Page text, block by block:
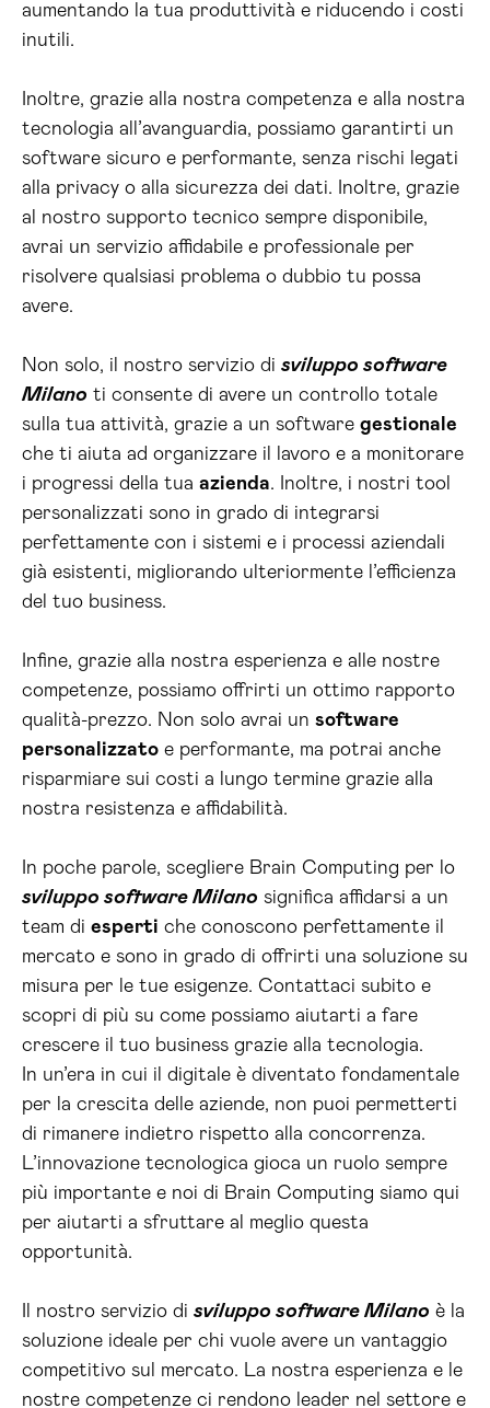
aumentando la tua produttività e riducendo i costi
inutili.
Inoltre, grazie alla nostra competenza e alla nostra
tecnologia all’avanguardia, possiamo garantirti un
software sicuro e performante, senza rischi legati
alla privacy o alla sicurezza dei dati. Inoltre, grazie
al nostro supporto tecnico sempre disponibile,
avrai un servizio affidabile e professionale per
risolvere qualsiasi problema o dubbio tu possa
avere.
Non solo, il nostro servizio di sviluppo software
Milano ti consente di avere un controllo totale
sulla tua attività, grazie a un software gestionale
che ti aiuta ad organizzare il lavoro e a monitorare
i progressi della tua azienda. Inoltre, i nostri tool
personalizzati sono in grado di integrarsi
perfettamente con i sistemi e i processi aziendali
già esistenti, migliorando ulteriormente l’efficienza
del tuo business.
Infine, grazie alla nostra esperienza e alle nostre
competenze, possiamo offrirti un ottimo rapporto
qualità-prezzo. Non solo avrai un software
personalizzato e performante, ma potrai anche
risparmiare sui costi a lungo termine grazie alla
nostra resistenza e affidabilità.
In poche parole, scegliere Brain Computing per lo
sviluppo software Milano significa affidarsi a un
team di esperti che conoscono perfettamente il
mercato e sono in grado di offrirti una soluzione su
misura per le tue esigenze. Contattaci subito e
scopri di più su come possiamo aiutarti a fare
crescere il tuo business grazie alla tecnologia.
In un’era in cui il digitale è diventato fondamentale
per la crescita delle aziende, non puoi permetterti
di rimanere indietro rispetto alla concorrenza.
L’innovazione tecnologica gioca un ruolo sempre
più importante e noi di Brain Computing siamo qui
per aiutarti a sfruttare al meglio questa
opportunità.
Il nostro servizio di sviluppo software Milano è la
soluzione ideale per chi vuole avere un vantaggio
competitivo sul mercato. La nostra esperienza e le
nostre competenze ci rendono leader nel settore e